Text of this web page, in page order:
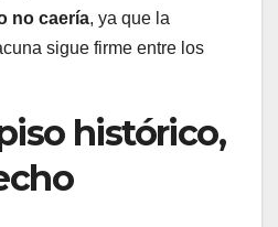
no caería, ya que la
sigue firme entre los
histórico,